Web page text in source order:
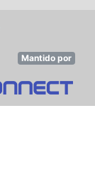
Mantido por